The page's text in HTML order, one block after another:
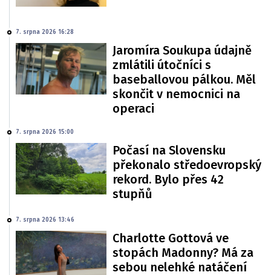
7. srpna 2026 16:28
Jaromíra Soukupa údajně
zmlátili útočníci s
baseballovou pálkou. Měl
skončit v nemocnici na
operaci
7. srpna 2026 15:00
Počasí na Slovensku
překonalo středoevropský
rekord. Bylo přes 42
stupňů
7. srpna 2026 13:46
Charlotte Gottová ve
stopách Madonny? Má za
sebou nelehké natáčení